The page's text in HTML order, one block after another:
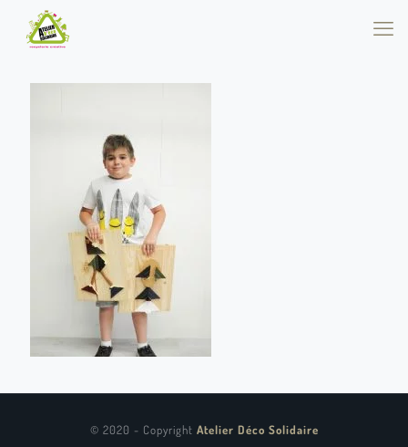
© 2020 - Copyright Atelier Déco Solidaire